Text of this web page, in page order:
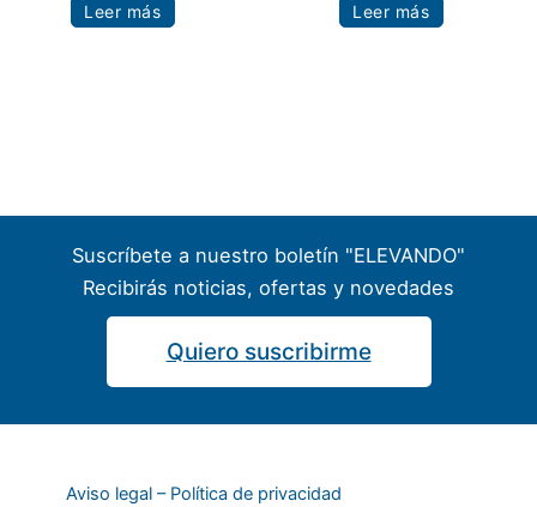
Leer más Leer más
Suscríbete a nuestro boletín "ELEVANDO"
Recibirás noticias, ofertas y novedades
Quiero suscribirme
Aviso legal – Política de privacidad